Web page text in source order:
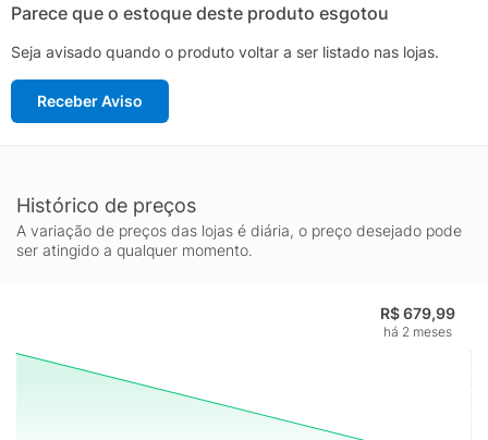
Parece que o estoque deste produto esgotou
Seja avisado quando o produto voltar a ser listado nas lojas.
Receber Aviso
Histórico de preços
A variação de preços das lojas é diária, o preço desejado pode
ser atingido a qualquer momento.
R$ 679,99
há 2 meses